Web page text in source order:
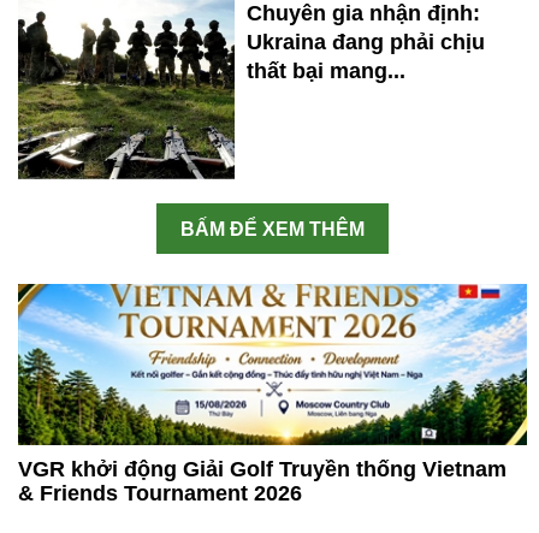
Chuyên gia nhận định:
Ukraina đang phải chịu
thất bại mang...
BẤM ĐỂ XEM THÊM
VGR khởi động Giải Golf Truyền thống Vietnam
& Friends Tournament 2026